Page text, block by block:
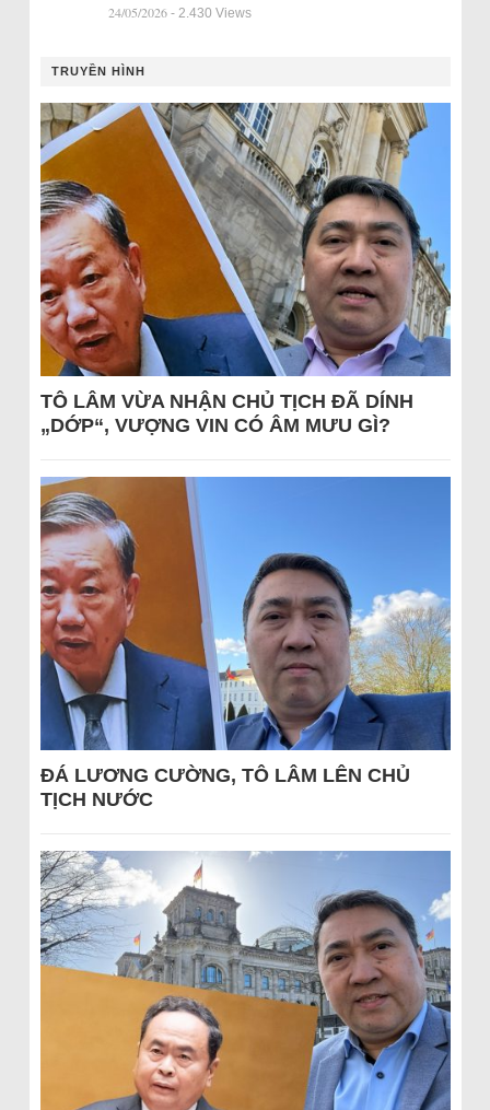
24/05/2026 - 2.430 Views
TRUYỀN HÌNH
TÔ LÂM VỪA NHẬN CHỦ TỊCH ĐÃ DÍNH
„DỚP“, VƯỢNG VIN CÓ ÂM MƯU GÌ?
ĐÁ LƯƠNG CƯỜNG, TÔ LÂM LÊN CHỦ
TỊCH NƯỚC